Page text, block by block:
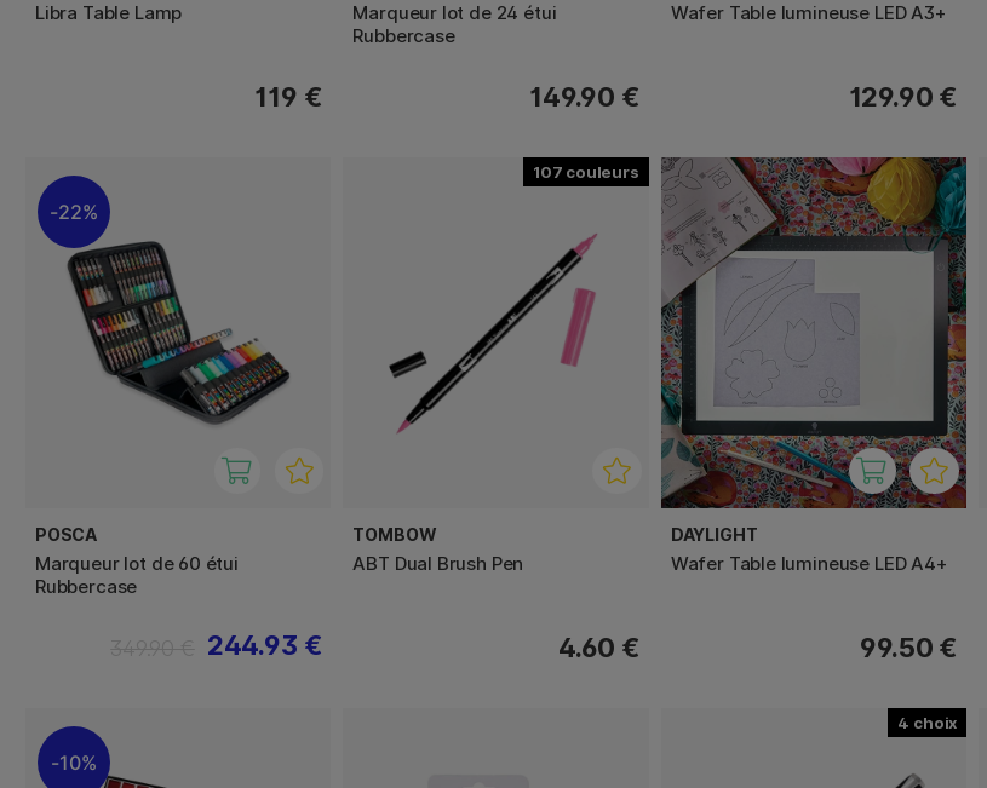
Libra Table Lamp
119 €
Marqueur lot de 24 étui
Rubbercase
149.90 €
Wafer Table lumineuse LED A3+
129.90 €
22%
POSCA
Marqueur lot de 60 étui
Rubbercase
244.93 €
107
TOMBOW
ABT Dual Brush Pen
4.60 €
DAYLIGHT
Wafer Table lumineuse LED A4+
99.50 €
10%
4